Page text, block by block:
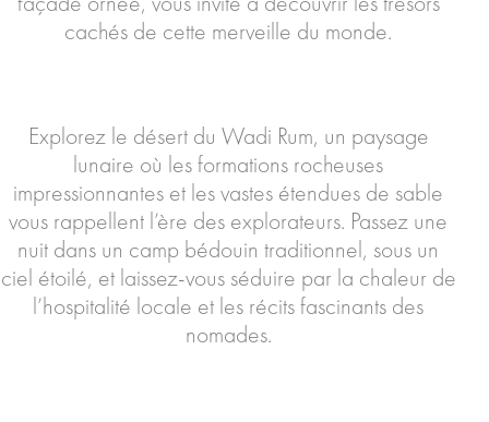
cachés de cette merveille du monde.
Explorez le désert du Wadi Rum, un paysage
lunaire où les formations rocheuses
impressionnantes et les vastes étendues de sable
vous rappellent l’ère des explorateurs. Passez une
nuit dans un camp bédouin traditionnel, sous un
ciel étoilé, et laissez-vous séduire par la chaleur de
l’hospitalité locale et les récits fascinants des
nomades.